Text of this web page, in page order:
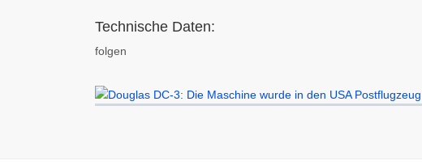
Technische Daten:
folgen